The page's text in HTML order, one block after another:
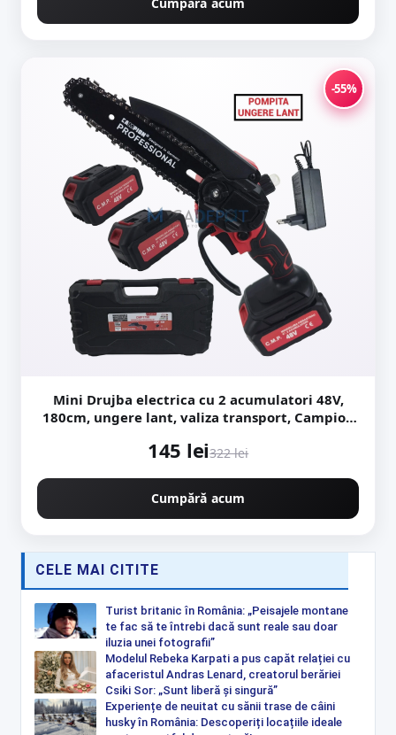
-55%
Mini Drujba electrica cu 2 acumulatori 48V,
180cm, ungere lant, valiza transport, Campion
145 lei322 lei
Cumpără acum
CELE MAI CITITE
Turist britanic în România: „Peisajele montane
te fac să te întrebi dacă sunt reale sau doar
iluzia unei fotografii”
Modelul Rebeka Karpati a pus capăt relației cu
afaceristul Andras Lenard, creatorul berăriei
Csiki Sor: „Sunt liberă și singură”
Experiențe de neuitat cu sănii trase de câini
husky în România: Descoperiți locațiile ideale